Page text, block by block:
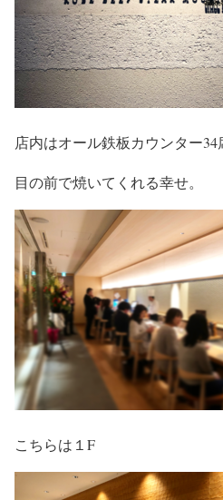
店内はオール鉄板カウンター34
目の前で焼いてくれる幸せ。
こちらは１F